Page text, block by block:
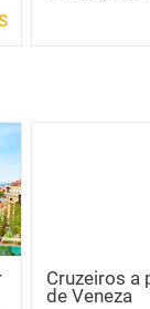
Cruzeiros a
de Veneza